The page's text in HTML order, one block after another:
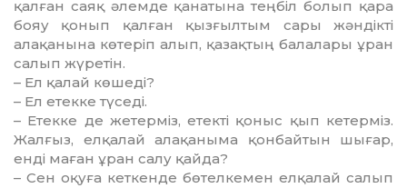
қалған саяқ әлемде қанатына теңбіл болып қара
бояу қонып қалған қызғылтым сары жән­дікті
алақанына көтеріп алып, қазақ­тың балалары ұран
салып жүретін.
– Ел қалай көшеді?
– Ел етекке түседі.
– Етекке де жетерміз, етекті қо­ныс қып кетерміз.
Жалғыз, елқалай алақаныма қонбайтын шығар,
енді маған ұран салу қайда?
– Сен оқуға кеткенде бөтелкемен елқалай салып